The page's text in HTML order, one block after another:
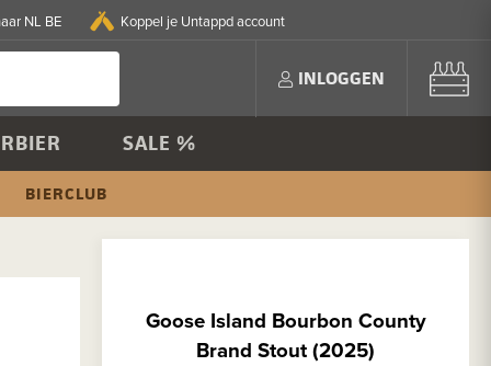
NL BE Koppel je Untappd account
INLOGGEN
SALE %
BIERCLUB
Goose Island Bourbon County
Brand Stout (2025)